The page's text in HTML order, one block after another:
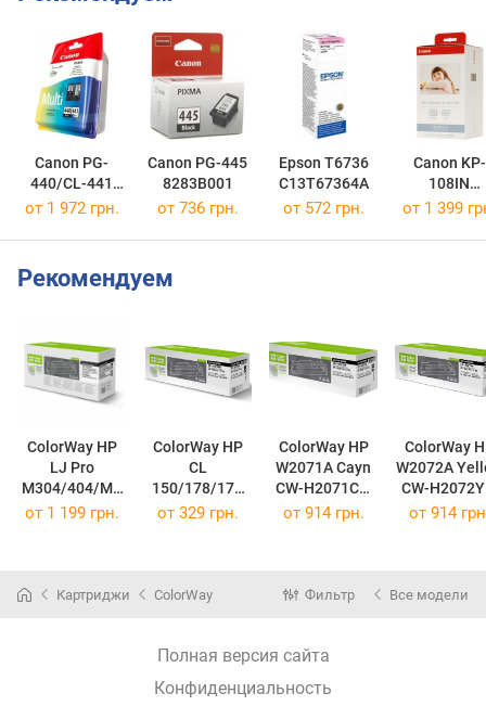
Canon PG-
440/CL-441
MULTI
Canon PG-445
8283B001
Epson T6736
C13T67364A
Canon KP-
108IN
3115B001
от 1 972 грн. от 736 грн. от 572 грн. от 1 399
Рекомендуем
ColorWay HP
LJ Pro
M304/404/MF
P428 (CF259X)
ColorWay HP
CL
150/178/179
Magenta
H2073MM)
ColorWay HP
W2071A Cayn
(CW-H2071CM)
ColorWay HP
W2072A
(CW-
от 1 199 грн. от 329 грн. от 914 грн. от 914
Картриджи ColorWay Фильтр Все модели
Полная версия сайта
Конфиденциальность